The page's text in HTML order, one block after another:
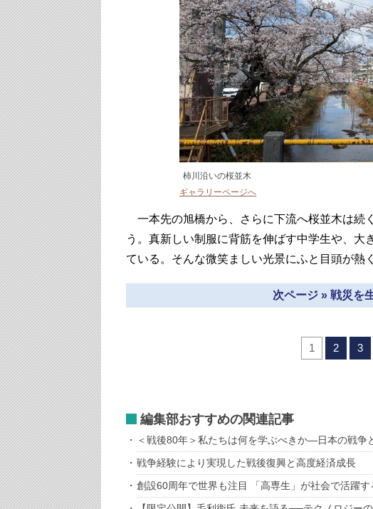
柿川沿いの桜並木
ギャラリーページへ
一本先の旭橋から、さらに下流へ桜並木は続
う。真新しい制服に背筋を伸ばす中学生や、大
ている。そんな微笑ましい光景にふと目頭が熱
次ページ » 戦災を
1 2 3
編集部おすすめの関連記事
＜戦後80年＞私たちは何を学ぶべきか―日本の戦争
戦争経験により実現した戦後復興と高度経済成長
創設60周年で世界も注目 「高専生」が社会で活躍す